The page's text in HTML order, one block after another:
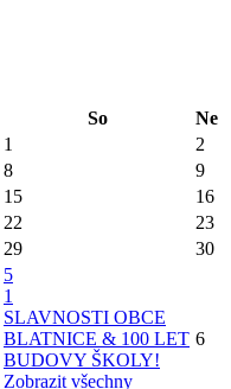
So
Ne
1
2
8
9
15
16
22
23
29 30
5
1
SLAVNOSTI OBCE
BLATNICE & 100 LET
BUDOVY ŠKOLY!
Zobrazit všechny
6